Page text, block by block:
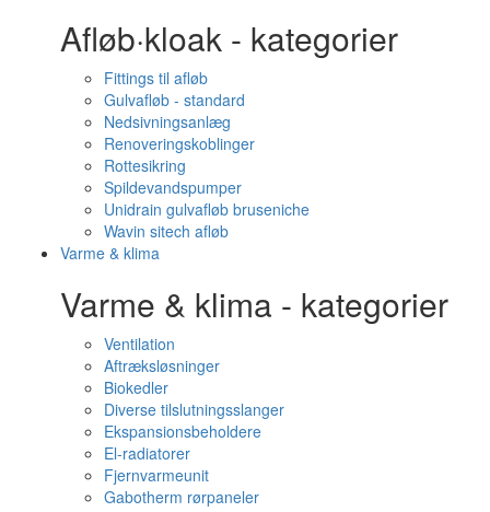
Afløb·kloak - kategorier
Fittings til afløb
Gulvafløb - standard
Nedsivningsanlæg
Renoveringskoblinger
Rottesikring
Spildevandspumper
Unidrain gulvafløb bruseniche
Wavin sitech afløb
Varme & klima
Varme & klima - kategorier
Ventilation
Aftræksløsninger
Biokedler
Diverse tilslutningsslanger
Ekspansionsbeholdere
El-radiatorer
Fjernvarmeunit
Gabotherm rørpaneler